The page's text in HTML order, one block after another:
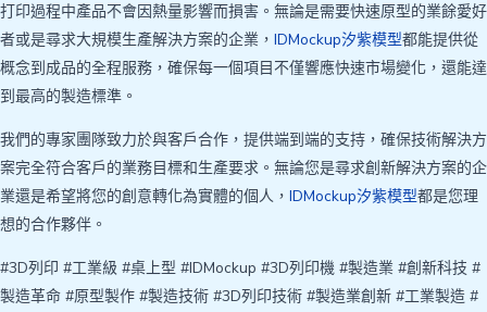
打印過程中產品不會因熱量影響而損害。無論是需要快速原型的業餘愛好
者或是尋求大規模生產解決方案的企業， IDMockup汐紫模型都能提供從
概念到成品的全程服務，確保每一個項目不僅響應快速市場變化，還能達
到最高的製造標準。
我們的專家團隊致力於與客戶合作，提供端到端的支持，確保技術解決方
案完全符合客戶的業務目標和生產要求。無論您是尋求創新解決方案的企
業還是希望將您的創意轉化為實體的個人， IDMockup汐紫模型都是您理
想的合作夥伴。
#3D列印 #工業級 #桌上型 #IDMockup #3D列印機 #製造業 #創新科技 #
製造革命 #原型製作 #製造技術 #3D列印技術 #製造業創新 #工業製造 #